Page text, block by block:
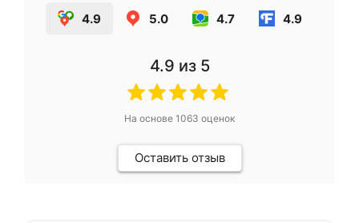
4.9 5.0 4.7 4.9
4.9 из 5
На основе 1063 оценок
Оставить отзыв